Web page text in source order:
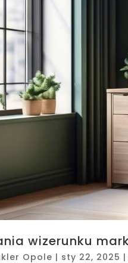
wizerunku
Opole | sty 22, 2025 |